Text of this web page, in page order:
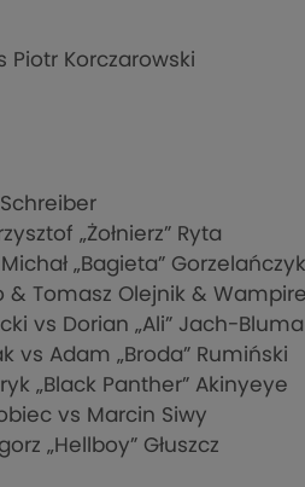
Piotr Korczarowski
„Żołnierz” Ryta
„Bagieta” Gorzelańczyk
& Tomasz Olejnik &
vs Dorian „Ali” Jach-Bluma
vs Adam „Broda” Rumiński
„Black Panther” Akinyeye
vs Marcin Siwy
„Hellboy” Głuszcz